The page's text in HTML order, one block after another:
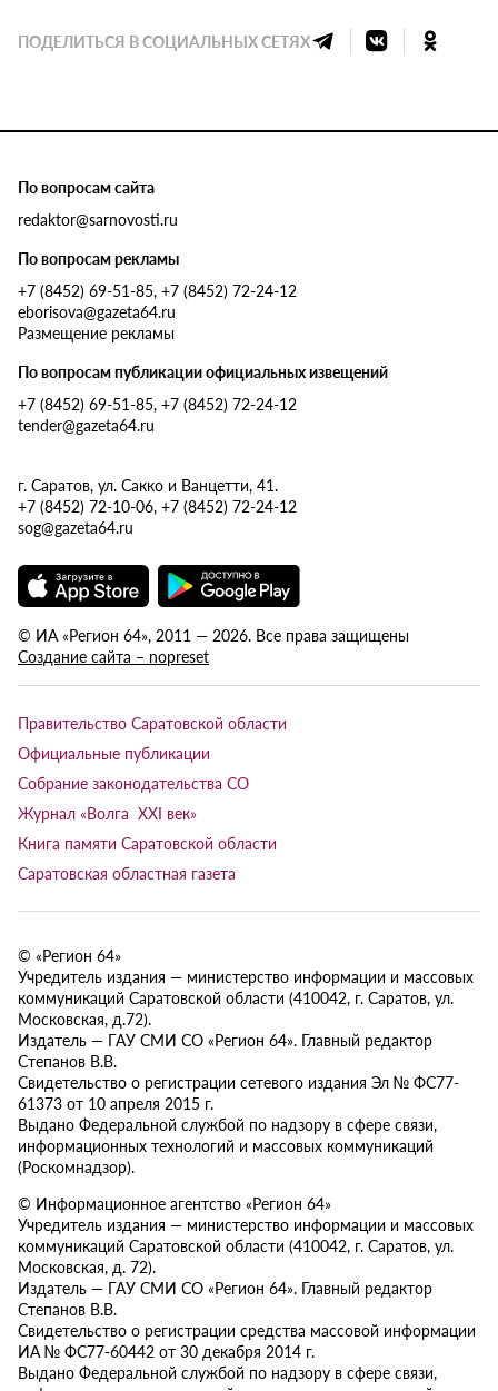
ПОДЕЛИТЬСЯ В СОЦИАЛЬНЫХ СЕТЯХ
По вопросам сайта
redaktor@sarnovosti.ru
По вопросам рекламы
+7 (8452) 69-51-85, +7 (8452) 72-24-12
eborisova@gazeta64.ru
Размещение рекламы
По вопросам публикации официальных извещений
+7 (8452) 69-51-85, +7 (8452) 72-24-12
tender@gazeta64.ru
г. Саратов, ул. Сакко и Ванцетти, 41.
+7 (8452) 72-10-06, +7 (8452) 72-24-12
sog@gazeta64.ru
© ИА «Регион 64», 2011 — 2026. Все права защищены
Создание сайта – nopreset
Правительство Саратовской области
Официальные публикации
Собрание законодательства СО
Журнал «Волга XXI век»
Книга памяти Саратовской области
Саратовская областная газета
© «Регион 64»
Учредитель издания — министерство информации и массовых
коммуникаций Саратовской области (410042, г. Саратов, ул.
Московская, д.72).
Издатель — ГАУ СМИ СО «Регион 64». Главный редактор
Степанов В.В.
Свидетельство о регистрации сетевого издания Эл № ФС77-
61373 от 10 апреля 2015 г.
Выдано Федеральной службой по надзору в сфере связи,
информационных технологий и массовых коммуникаций
(Роскомнадзор).
© Информационное агентство «Регион 64»
Учредитель издания — министерство информации и массовых
коммуникаций Саратовской области (410042, г. Саратов, ул.
Московская, д. 72).
Издатель — ГАУ СМИ СО «Регион 64». Главный редактор
Степанов В.В.
Свидетельство о регистрации средства массовой информации
ИА № ФС77-60442 от 30 декабря 2014 г.
Выдано Федеральной службой по надзору в сфере связи,